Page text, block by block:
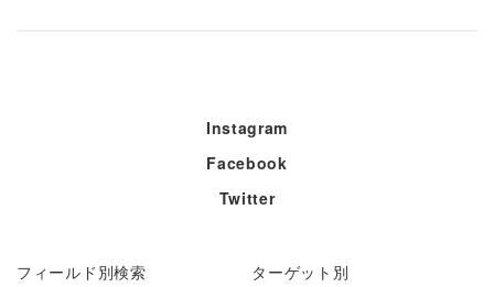
Instagram
Facebook
Twitter
フィールド別検索 ターゲット別